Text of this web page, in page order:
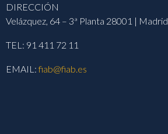
DIRECCIÓN
Velázquez, 64 – 3ª Planta 28001 | Madrid
TEL: 91 411 72 11
EMAIL:fiab@fiab.es